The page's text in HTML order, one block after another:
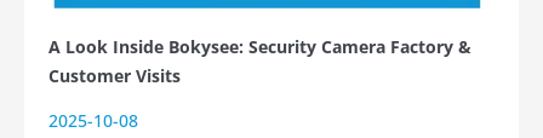
A Look Inside Bokysee: Security Camera Factory &
Customer Visits
2025-10-08